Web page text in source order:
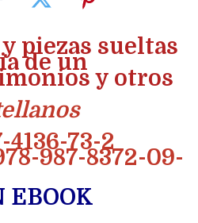
piezas sueltas
de un
y otros
4136-73-2
987-8372-09-
EBOOK